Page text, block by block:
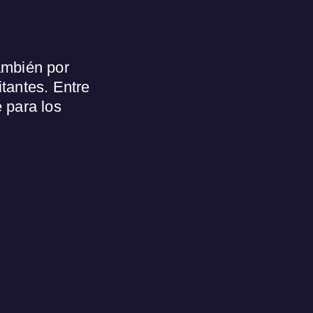
por
Entre
para los